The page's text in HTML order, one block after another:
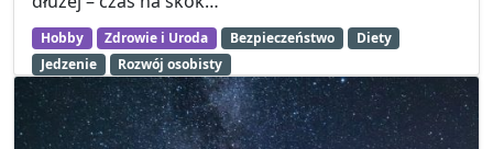
Hobby Zdrowie i Uroda Bezpieczeństwo
Diety
Jedzenie
Rozwój osobisty